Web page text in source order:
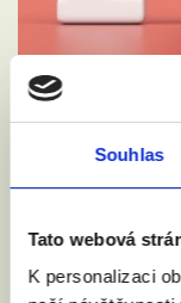
Souhlas
Tato webová
K personalizaci
ZA ROVNÉ
21. 12. 2025
Rok 2025